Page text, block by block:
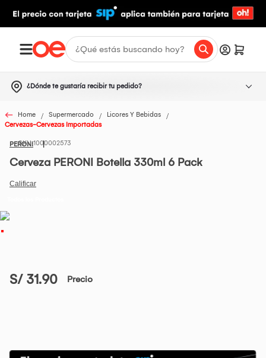
¿Dónde te gustaría recibir tu pedido?
Home Supermercado
Licores Y Bebidas
Cervezas-Cervezas Importadas
PERONI1000002573
Cerveza PERONI Botella 330ml 6 Pack
S/ 31.90 Precio